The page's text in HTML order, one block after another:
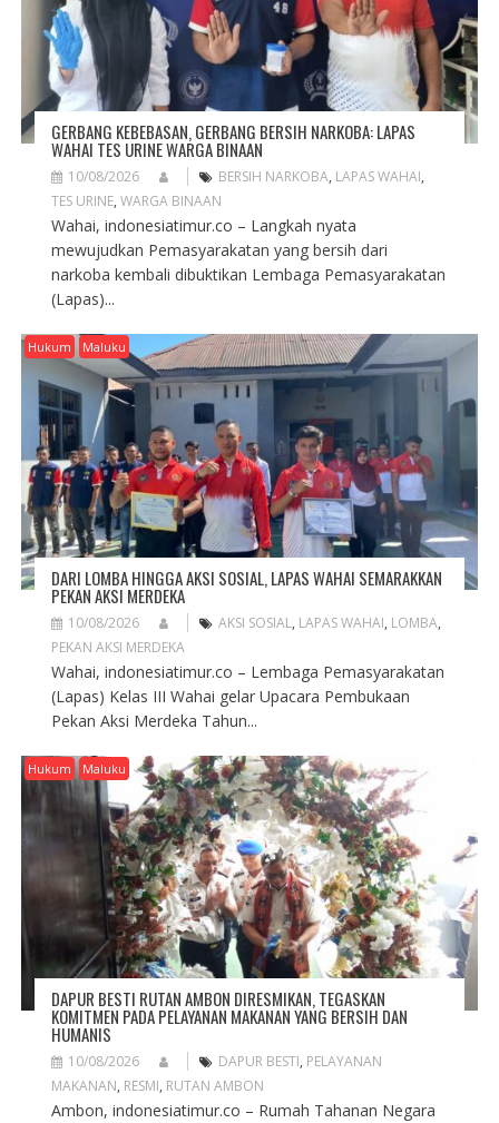
GERBANG KEBEBASAN, GERBANG BERSIH NARKOBA: LAPAS
WAHAI TES URINE WARGA BINAAN
10/08/2026 BERSIH NARKOBA, LAPAS WAHAI,
TES URINE, WARGA BINAAN
Wahai, indonesiatimur.co – Langkah nyata
mewujudkan Pemasyarakatan yang bersih dari
narkoba kembali dibuktikan Lembaga Pemasyarakatan
(Lapas)...
Hukum Maluku
DARI LOMBA HINGGA AKSI SOSIAL, LAPAS WAHAI SEMARAKKAN
PEKAN AKSI MERDEKA
10/08/2026 AKSI SOSIAL, LAPAS WAHAI, LOMBA,
PEKAN AKSI MERDEKA
Wahai, indonesiatimur.co – Lembaga Pemasyarakatan
(Lapas) Kelas III Wahai gelar Upacara Pembukaan
Pekan Aksi Merdeka Tahun...
Hukum Maluku
DAPUR BESTI RUTAN AMBON DIRESMIKAN, TEGASKAN
KOMITMEN PADA PELAYANAN MAKANAN YANG BERSIH DAN
HUMANIS
10/08/2026 DAPUR BESTI, PELAYANAN
MAKANAN, RESMI, RUTAN AMBON
Ambon, indonesiatimur.co – Rumah Tahanan Negara